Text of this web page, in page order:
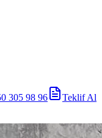
305 98 96 Teklif Al